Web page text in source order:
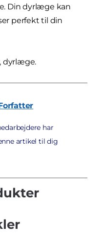
Din dyrlæge kan
perfekt til din
dyrlæge.
har
artikel til dig